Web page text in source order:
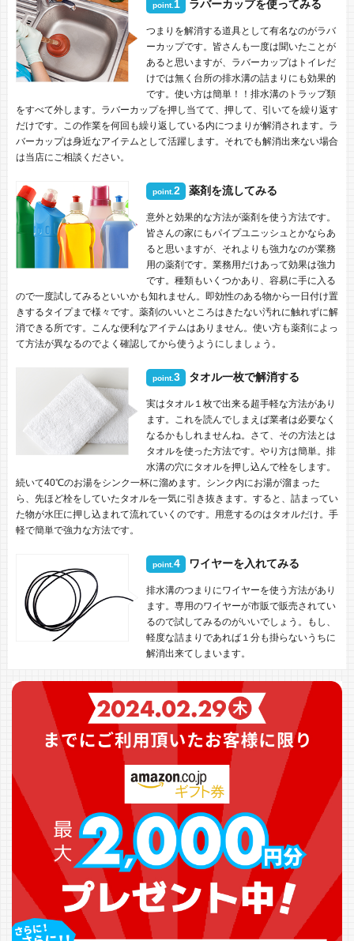
point. 1 ラバーカップを使ってみる
つまりを解消する道具として有名なのがラバ
ーカップです。皆さんも一度は聞いたことが
あると思いますが、ラバーカップはトイレだ
けでは無く台所の排水溝の詰まりにも効果的
です。使い方は簡単！！排水溝のトラップ類
をすべて外します。ラバーカップを押し当てて、押して、引いてを繰り返す
だけです。この作業を何回も繰り返している内につまりが解消されます。ラ
バーカップは身近なアイテムとして活躍します。それでも解消出来ない場合
は当店にご相談ください。
point.2 薬剤を流してみる
意外と効果的な方法が薬剤を使う方法です。
皆さんの家にもパイプユニッシュとかならあ
ると思いますが、それよりも強力なのが業務
用の薬剤です。業務用だけあって効果は強力
です。種類もいくつかあり、容易に手に入る
ので一度試してみるといいかも知れません。即効性のある物から一日付け置
きするタイプまで様々です。薬剤のいいところはきたない汚れに触れずに解
消できる所です。こんな便利なアイテムはありません。使い方も薬剤によっ
て方法が異なるのでよく確認してから使うようにしましょう。
point.3 タオル一枚で解消する
実はタオル１枚で出来る超手軽な方法があり
ます。これを読んでしまえば業者は必要なく
なるかもしれませんね。さて、その方法とは
タオルを使った方法です。やり方は簡単。排
水溝の穴にタオルを押し込んで栓をします。
続いて40℃のお湯をシンク一杯に溜めます。シンク内にお湯が溜まった
ら、先ほど栓をしていたタオルを一気に引き抜きます。すると、詰まってい
た物が水圧に押し込まれて流れていくのです。用意するのはタオルだけ。手
軽で簡単で強力な方法です。
point.4 ワイヤーを入れてみる
排水溝のつまりにワイヤーを使う方法があり
ます。専用のワイヤーが市販で販売されてい
るので試してみるのがいいでしょう。もし、
軽度な詰まりであれば１分も掛らないうちに
解消出来てしまいます。